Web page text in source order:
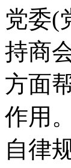
党委(
持商
方面
作用
自律